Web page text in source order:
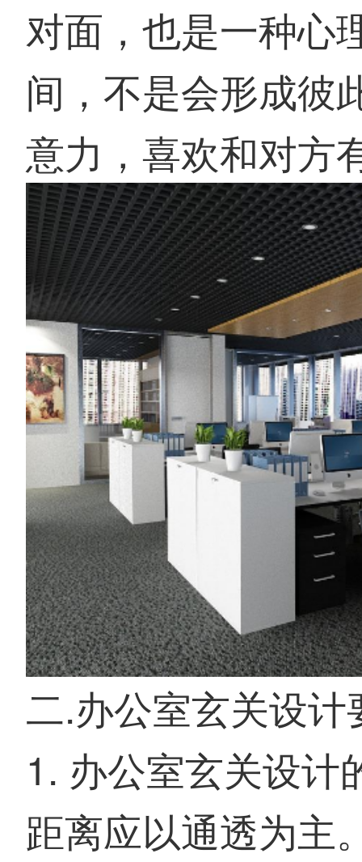
对面，也是一种心
间，不是会形成彼
意力，喜欢和对方
二.办公室玄关设计
1. 办公室玄关设计
距离应以通透为主